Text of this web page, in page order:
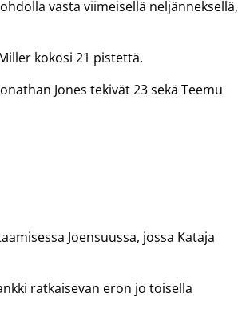
vasta viimeisellä neljänneksellä,
kokosi 21 pistettä.
Jones tekivät 23 sekä Teemu
Joensuussa, jossa Kataja
ratkaisevan eron jo toisella